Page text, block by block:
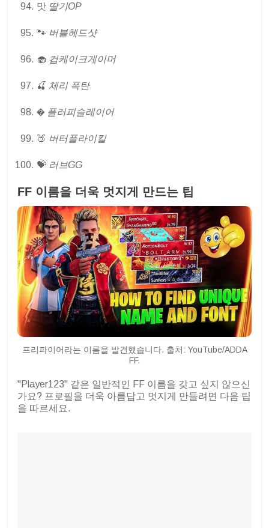
맛 딸기OP
🐾 버블헤드샷
🧁 컵케이크게이머
🍒 체리 폭탄
� 플러피슬레이어
🍑 버터플라이킬
💝 러브GG
FF 이름을 더욱 멋지게 만드는 팁
프리파이어라는 이름을 발견했습니다. 출처: YouTube/ADDA
FF.
"Player123" 같은 일반적인 FF 이름을 갖고 싶지 않으신
가요? 프로필을 더욱 아름답고 멋지게 만들려면 다음 팁
을 따르세요.